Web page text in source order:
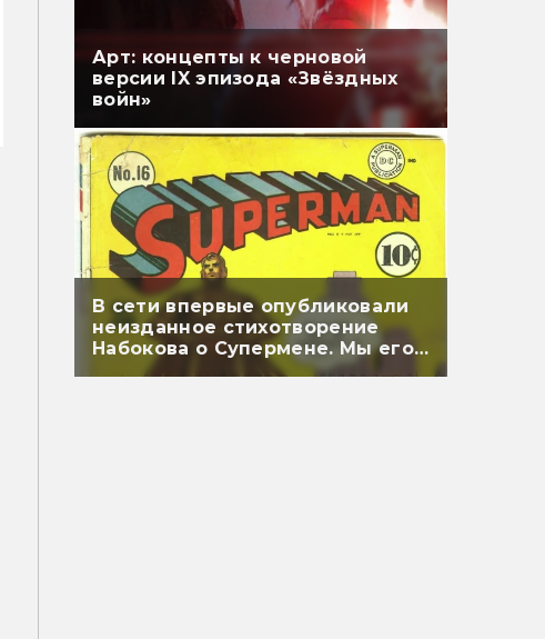
Арт: концепты к черновой
версии IX эпизода «Звёздных
войн»
В сети впервые опубликовали
неизданное стихотворение
Набокова о Супермене. Мы его
перевели